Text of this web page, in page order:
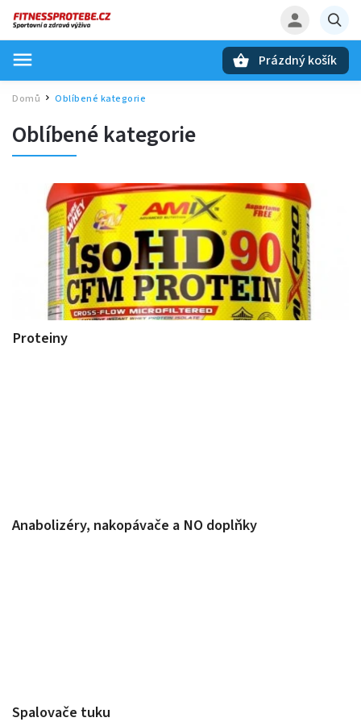
Prázdný košík
Domů / Oblíbené kategorie
Oblíbené kategorie
Proteiny
Anabolizéry, nakopávače a NO doplňky
Spalovače tuku